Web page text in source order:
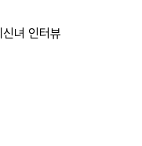
녀 인터뷰